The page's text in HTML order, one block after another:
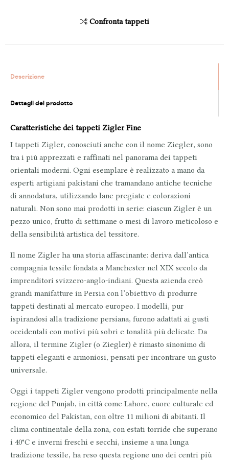
Confronta tappeti
Descrizione
Dettagli del prodotto
Caratteristiche dei tappeti Zigler Fine
I tappeti Zigler, conosciuti anche con il nome Ziegler, sono
tra i più apprezzati e raffinati nel panorama dei tappeti
orientali moderni. Ogni esemplare è realizzato a mano da
esperti artigiani pakistani che tramandano antiche tecniche
di annodatura, utilizzando lane pregiate e colorazioni
naturali. Non sono mai prodotti in serie: ciascun Zigler è un
pezzo unico, frutto di settimane o mesi di lavoro meticoloso e
della sensibilità artistica del tessitore.
Il nome Zigler ha una storia affascinante: deriva dall’antica
compagnia tessile fondata a Manchester nel XIX secolo da
imprenditori svizzero-anglo-indiani. Questa azienda creò
grandi manifatture in Persia con l’obiettivo di produrre
tappeti destinati al mercato europeo. I modelli, pur
ispirandosi alla tradizione persiana, furono adattati ai gusti
occidentali con motivi più sobri e tonalità più delicate. Da
allora, il termine Zigler (o Ziegler) è rimasto sinonimo di
tappeti eleganti e armoniosi, pensati per incontrare un gusto
universale.
Oggi i tappeti Zigler vengono prodotti principalmente nella
regione del Punjab, in città come Lahore, cuore culturale ed
economico del Pakistan, con oltre 11 milioni di abitanti. Il
clima continentale della zona, con estati torride che superano
i 40°C e inverni freschi e secchi, insieme a una lunga
tradizione tessile, ha reso questa regione uno dei centri più